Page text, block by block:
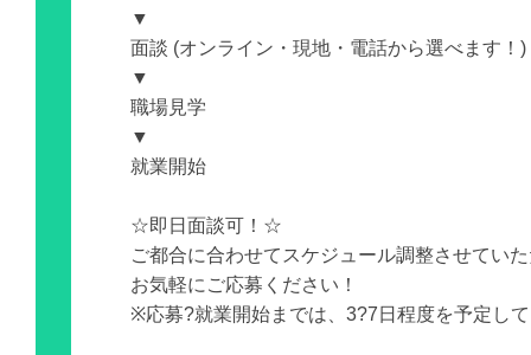
▼
面談 (オンライン・現地・電話から選べます！)
▼
職場見学
▼
就業開始
☆即日面談可！☆
ご都合に合わせてスケジュール調整させてい
お気軽にご応募ください！
※応募?就業開始までは、3?7日程度を予定し